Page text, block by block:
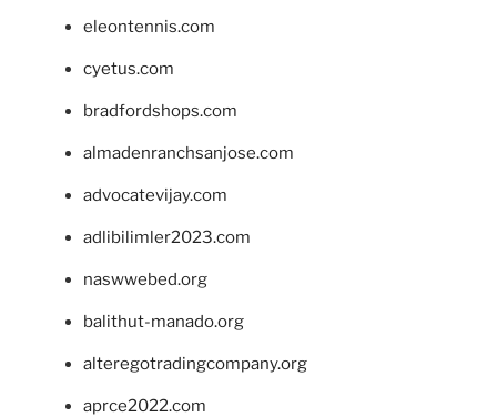
eleontennis.com
cyetus.com
bradfordshops.com
almadenranchsanjose.com
advocatevijay.com
adlibilimler2023.com
naswwebed.org
balithut-manado.org
alteregotradingcompany.org
aprce2022.com